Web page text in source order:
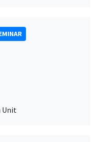
Unit